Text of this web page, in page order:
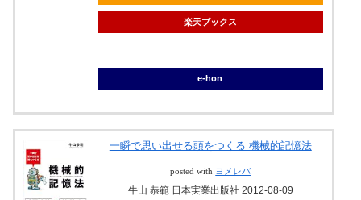
楽天ブックス
e-hon
一瞬で思い出せる頭をつくる 機械的記憶法
posted with ヨメレバ
牛山 恭範 日本実業出版社 2012-08-09